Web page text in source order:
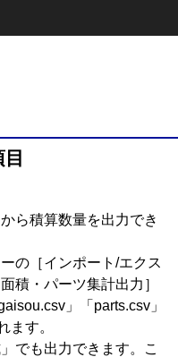
ら積算数量を出力でき
の［インポート/エクス
積・パーツ集計出力］
」「parts.csv」
ます。
でも出力できます。こ